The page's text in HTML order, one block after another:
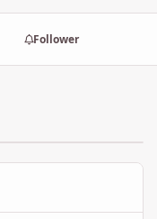
Follower